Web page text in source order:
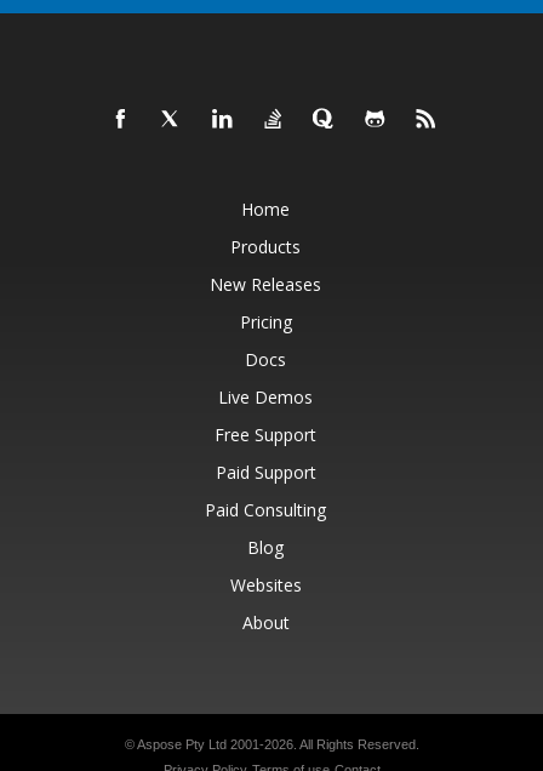
Home
Products
New Releases
Pricing
Docs
Live Demos
Free Support
Paid Support
Paid Consulting
Blog
Websites
About
© Aspose Pty Ltd 2001-2026. All Rights Reserved.